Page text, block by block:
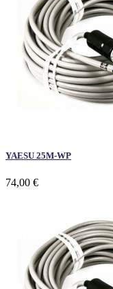
YAESU 25M-WP
74,00 €